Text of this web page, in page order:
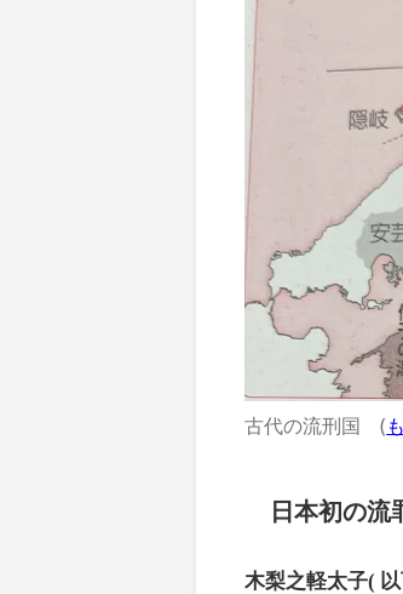
古代の流刑国 (
日本初の流
木梨之軽太子(